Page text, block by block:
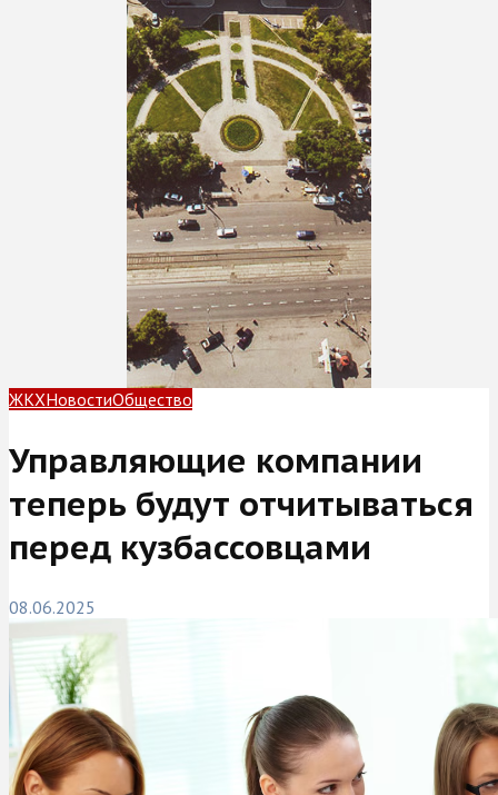
ЖКХНовостиОбщество
Управляющие компании
теперь будут отчитываться
перед кузбассовцами
08.06.2025